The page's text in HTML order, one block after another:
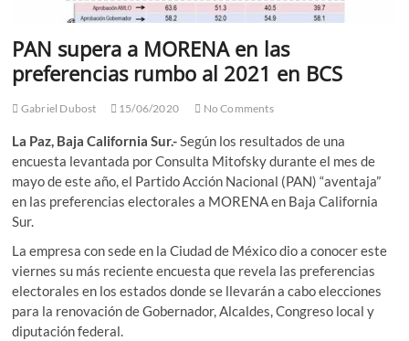
PAN supera a MORENA en las
preferencias rumbo al 2021 en BCS
Gabriel Dubost 15/06/2020 No Comments
La Paz, Baja California Sur.-Según los resultados de una
encuesta levantada por Consulta Mitofsky durante el mes de
mayo de este año, el Partido Acción Nacional (PAN) “aventaja”
en las preferencias electorales a MORENA en Baja California
Sur.
La empresa con sede en la Ciudad de México dio a conocer este
viernes su más reciente encuesta que revela las preferencias
electorales en los estados donde se llevarán a cabo elecciones
para la renovación de Gobernador, Alcaldes, Congreso local y
diputación federal.